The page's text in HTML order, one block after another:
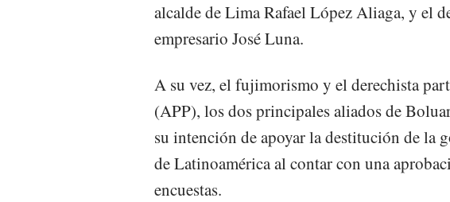
alcalde de Lima Rafael López Aliaga, y el
empresario José Luna.
A su vez, el fujimorismo y el derechista
(APP), los dos principales aliados de
su intención de apoyar la destitución de la
de Latinoamérica al contar con una
encuestas.